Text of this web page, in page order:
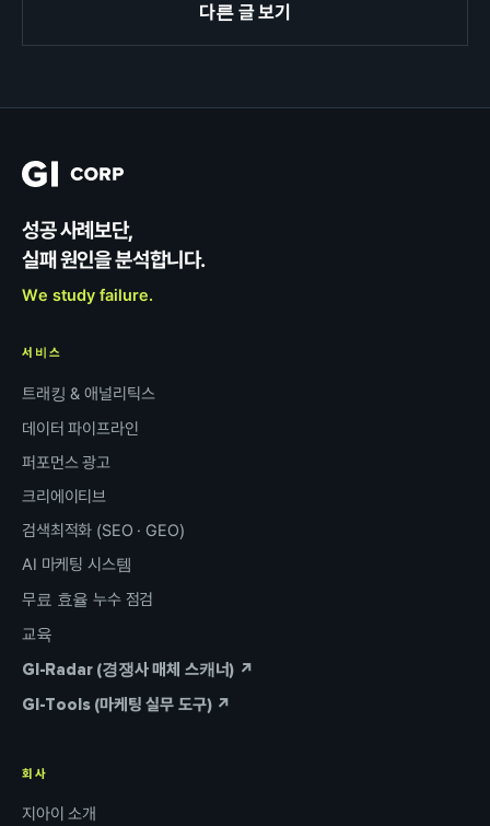
다른 글 보기
성공 사례보단,
실패 원인을 분석합니다.
We study failure.
서비스
트래킹 & 애널리틱스
데이터 파이프라인
퍼포먼스 광고
크리에이티브
검색최적화 (SEO · GEO)
AI 마케팅 시스템
무료 효율 누수 점검
교육
GI-Radar (경쟁사 매체 스캐너) ↗
GI-Tools (마케팅 실무 도구) ↗
회사
지아이 소개